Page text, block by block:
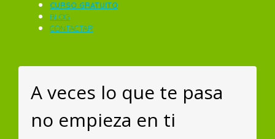
CURSO GRATUITO
BLOG
CONTACTAR
A veces lo que te pasa
no empieza en ti